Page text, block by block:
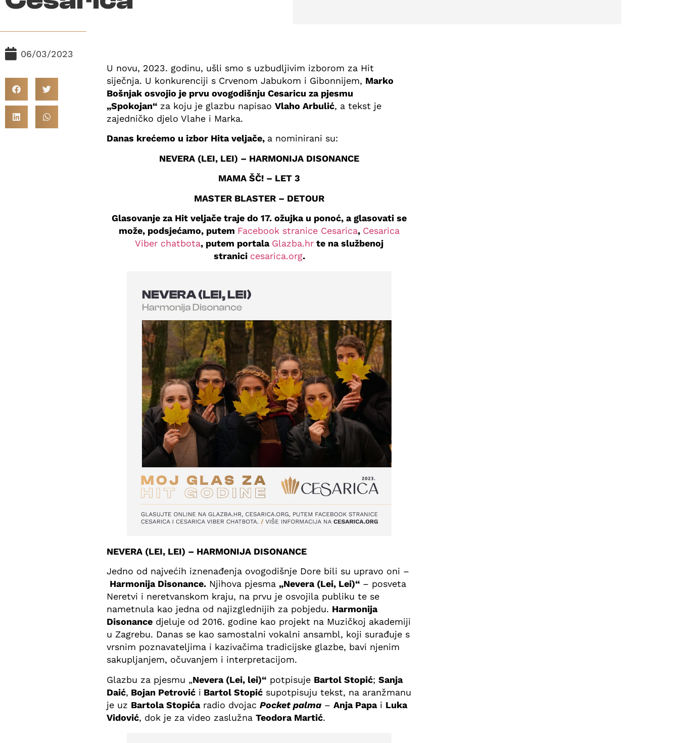
06/03/2023
U novu, 2023. godinu, ušli smo s uzbudljivim izborom za Hit
siječnja. U konkurenciji s Crvenom Jabukom i Gibonnijem, Marko
Bošnjak osvojio je prvu ovogodišnju Cesaricu za pjesmu
„Spokojan“ za koju je glazbu napisao Vlaho Arbulić, a tekst je
zajedničko djelo Vlahe i Marka.
Danas krećemo u izbor Hita veljače, a nominirani su:
NEVERA (LEI, LEI) – HARMONIJA DISONANCE
MAMA ŠČ! – LET 3
MASTER BLASTER – DETOUR
Glasovanje za Hit veljače traje do 17. ožujka u ponoć, a glasovati se
može, podsjećamo, putem Facebook stranice Cesarica, Cesarica
Viber chatbota, putem portala Glazba.hr te na službenoj
stranici cesarica.org.
NEVERA (LEI, LEI) – HARMONIJA DISONANCE
Jedno od najvećih iznenađenja ovogodišnje Dore bili su upravo oni –
Harmonija Disonance. Njihova pjesma „Nevera (Lei, Lei)“ – posveta
Neretvi i neretvanskom kraju, na prvu je osvojila publiku te se
nametnula kao jedna od najizglednijih za pobjedu. Harmonija
Disonance djeluje od 2016. godine kao projekt na Muzičkoj akademiji
u Zagrebu. Danas se kao samostalni vokalni ansambl, koji surađuje s
vrsnim poznavateljima i kazivačima tradicijske glazbe, bavi njenim
sakupljanjem, očuvanjem i interpretacijom.
Glazbu za pjesmu „Nevera (Lei, lei)“ potpisuje Bartol Stopić; Sanja
Daić, Bojan Petrović i Bartol Stopić supotpisuju tekst, na aranžmanu
je uz Bartola Stopićaradio dvojac Pocket palma – Anja Papai Luka
Vidović, dok je za video zaslužna Teodora Martić.